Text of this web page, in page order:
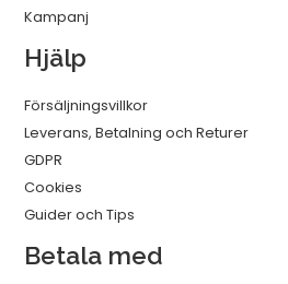
Kampanj
Hjälp
Försäljningsvillkor
Leverans, Betalning och Returer
GDPR
Cookies
Guider och Tips
Betala med